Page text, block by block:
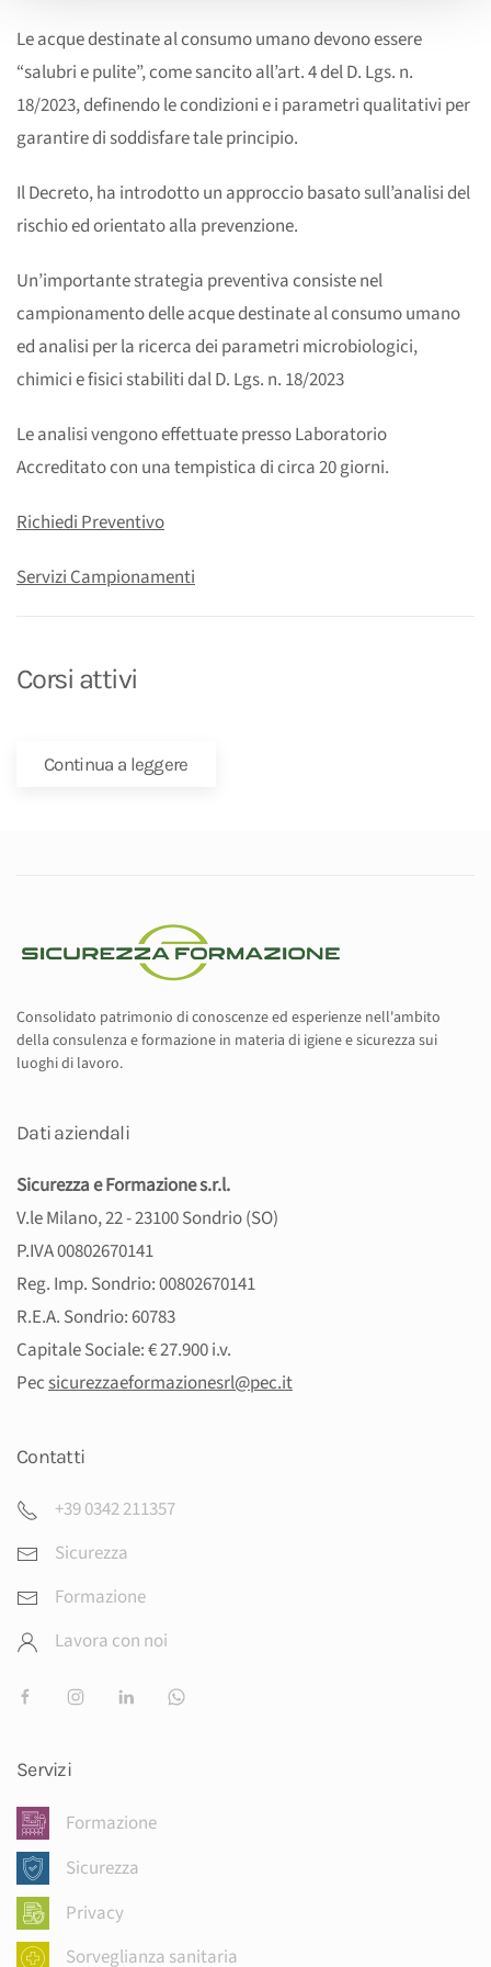
Le acque destinate al consumo umano devono essere
“salubri e pulite”, come sancito all’art. 4 del D. Lgs. n.
18/2023, definendo le condizioni e i parametri qualitativi per
garantire di soddisfare tale principio.
Il Decreto, ha introdotto un approccio basato sull’analisi del
rischio ed orientato alla prevenzione.
Un’importante strategia preventiva consiste nel
campionamento delle acque destinate al consumo umano
ed analisi per la ricerca dei parametri microbiologici,
chimici e fisici stabiliti dal D. Lgs. n. 18/2023
Le analisi vengono effettuate presso Laboratorio
Accreditato con una tempistica di circa 20 giorni.
Richiedi Preventivo
Servizi Campionamenti
Corsi attivi
Continua a leggere
Consolidato patrimonio di conoscenze ed esperienze nell'ambito
della consulenza e formazione in materia di igiene e sicurezza sui
luoghi di lavoro.
Dati aziendali
Sicurezza e Formazione s.r.l.
V.le Milano, 22 - 23100 Sondrio (SO)
P.IVA 00802670141
Reg. Imp. Sondrio: 00802670141
R.E.A. Sondrio: 60783
Capitale Sociale: € 27.900 i.v.
Pecsicurezzaeformazionesrl@pec.it
Contatti
+39 0342 211357
Sicurezza
Formazione
Lavora con noi
Servizi
Formazione
Sicurezza
Privacy
Sorveglianza sanitaria